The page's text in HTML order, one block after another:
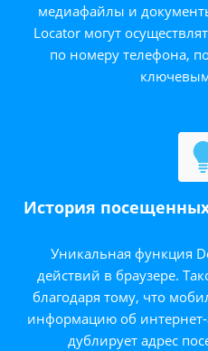
медиафайлы и
Locator могут
по номеру телефона,
История
Уникальная функция
действий в браузере.
благодаря тому, что
информацию об
дублирует адрес